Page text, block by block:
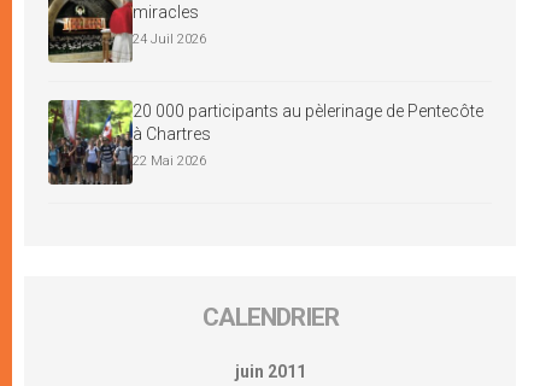
miracles
24 Juil 2026
20 000 participants au pèlerinage de Pentecôte
à Chartres
22 Mai 2026
CALENDRIER
juin 2011